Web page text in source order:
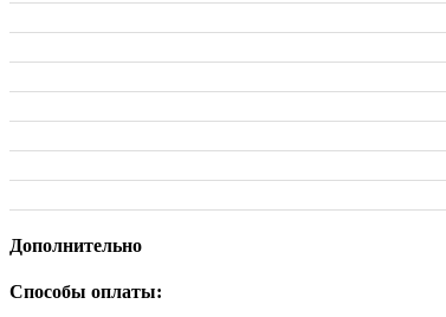
Дополнительно
Способы оплаты: